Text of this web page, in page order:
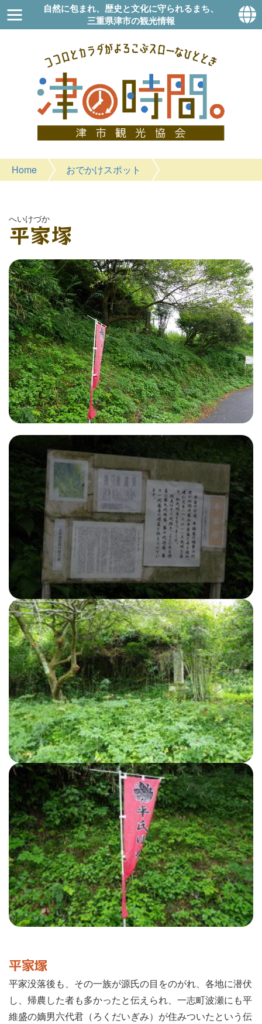
自然に包まれ、歴史と文化に守られるまち、
三重県津市の観光情報
Home おでかけスポット
へいけづか
平家塚
平家塚
平家没落後も、その一族が源氏の目をのがれ、各地に潜伏
し、帰農した者も多かったと伝えられ、一志町波瀬にも平
維盛の嫡男六代君（ろくだいぎみ）が住みついたという伝